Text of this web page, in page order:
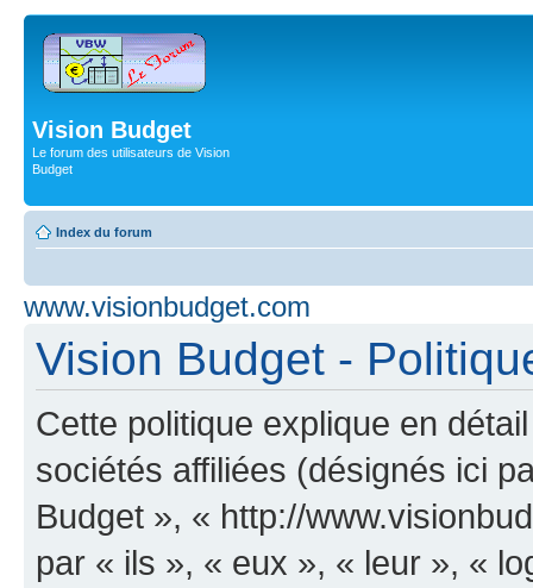
Vision Budget
Le forum des utilisateurs de Vision
Budget
Index du forum
www.visionbudget.com
Vision Budget -
Cette politique explique en
sociétés affiliées (désignés ici
Budget », « http://
par « ils », « eux », « leur », «